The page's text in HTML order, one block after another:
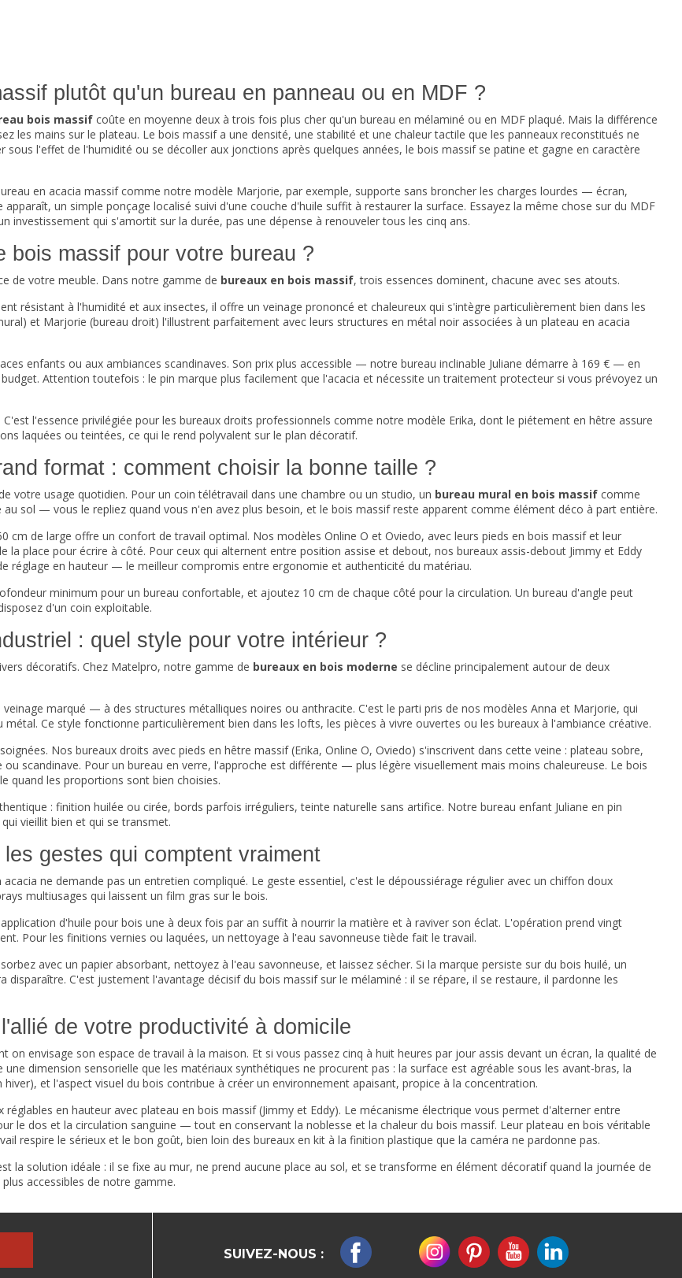
plutôt qu'un bureau en panneau ou en MDF ?
bois massif coûte en moyenne deux à trois fois plus cher qu'un bureau en mélaminé ou en MDF plaqué. Mais la différence
les mains sur le plateau. Le bois massif a une densité, une stabilité et une chaleur tactile que les panneaux reconstitués ne
l'effet de l'humidité ou se décoller aux jonctions après quelques années, le bois massif se patine et gagne en caractère
en acacia massif comme notre modèle Marjorie, par exemple, supporte sans broncher les charges lourdes — écran,
un simple ponçage localisé suivi d'une couche d'huile suffit à restaurer la surface. Essayez la même chose sur du MDF
investissement qui s'amortit sur la durée, pas une dépense à renouveler tous les cinq ans.
massif pour votre bureau ?
de votre meuble. Dans notre gamme de bureaux en bois massif, trois essences dominent, chacune avec ses atouts.
résistant à l'humidité et aux insectes, il offre un veinage prononcé et chaleureux qui s'intègre particulièrement bien dans les
et Marjorie (bureau droit) l'illustrent parfaitement avec leurs structures en métal noir associées à un plateau en acacia
enfants ou aux ambiances scandinaves. Son prix plus accessible — notre bureau inclinable Juliane démarre à 169 € — en
Attention toutefois : le pin marque plus facilement que l'acacia et nécessite un traitement protecteur si vous prévoyez un
l'essence privilégiée pour les bureaux droits professionnels comme notre modèle Erika, dont le piétement en hêtre assure
laquées ou teintées, ce qui le rend polyvalent sur le plan décoratif.
format : comment choisir la bonne taille ?
votre usage quotidien. Pour un coin télétravail dans une chambre ou un studio, un bureau mural en bois massif comme
sol — vous le repliez quand vous n'en avez plus besoin, et le bois massif reste apparent comme élément déco à part entière.
cm de large offre un confort de travail optimal. Nos modèles Online O et Oviedo, avec leurs pieds en bois massif et leur
place pour écrire à côté. Pour ceux qui alternent entre position assise et debout, nos bureaux assis-debout Jimmy et Eddy
réglage en hauteur — le meilleur compromis entre ergonomie et authenticité du matériau.
minimum pour un bureau confortable, et ajoutez 10 cm de chaque côté pour la circulation. Un bureau d'angle peut
d'un coin exploitable.
: quel style pour votre intérieur ?
décoratifs. Chez Matelpro, notre gamme de bureaux en bois moderne se décline principalement autour de deux
marqué — à des structures métalliques noires ou anthracite. C'est le parti pris de nos modèles Anna et Marjorie, qui
Ce style fonctionne particulièrement bien dans les lofts, les pièces à vivre ouvertes ou les bureaux à l'ambiance créative.
Nos bureaux droits avec pieds en hêtre massif (Erika, Online O, Oviedo) s'inscrivent dans cette veine : plateau sobre,
scandinave. Pour un bureau en verre, l'approche est différente — plus légère visuellement mais moins chaleureuse. Le bois
quand les proportions sont bien choisies.
: finition huilée ou cirée, bords parfois irréguliers, teinte naturelle sans artifice. Notre bureau enfant Juliane en pin
vieillit bien et qui se transmet.
gestes qui comptent vraiment
acacia ne demande pas un entretien compliqué. Le geste essentiel, c'est le dépoussiérage régulier avec un chiffon doux
multiusages qui laissent un film gras sur le bois.
d'huile pour bois une à deux fois par an suffit à nourrir la matière et à raviver son éclat. L'opération prend vingt
Pour les finitions vernies ou laquées, un nettoyage à l'eau savonneuse tiède fait le travail.
avec un papier absorbant, nettoyez à l'eau savonneuse, et laissez sécher. Si la marque persiste sur du bois huilé, un
C'est justement l'avantage décisif du bois massif sur le mélaminé : il se répare, il se restaure, il pardonne les
de votre productivité à domicile
envisage son espace de travail à la maison. Et si vous passez cinq à huit heures par jour assis devant un écran, la qualité de
une dimension sensorielle que les matériaux synthétiques ne procurent pas : la surface est agréable sous les avant-bras, la
et l'aspect visuel du bois contribue à créer un environnement apaisant, propice à la concentration.
réglables en hauteur avec plateau en bois massif (Jimmy et Eddy). Le mécanisme électrique vous permet d'alterner entre
le dos et la circulation sanguine — tout en conservant la noblesse et la chaleur du bois massif. Leur plateau en bois véritable
respire le sérieux et le bon goût, bien loin des bureaux en kit à la finition plastique que la caméra ne pardonne pas.
la solution idéale : il se fixe au mur, ne prend aucune place au sol, et se transforme en élément décoratif quand la journée de
accessibles de notre gamme.
SUIVEZ-NOUS :